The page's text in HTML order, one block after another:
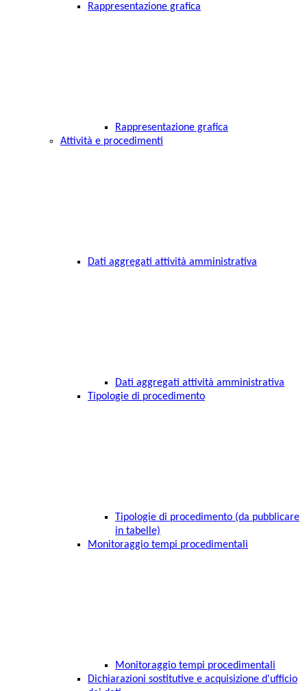
Rappresentazione grafica
Rappresentazione grafica
Attività e procedimenti
Dati aggregati attività amministrativa
Dati aggregati attività amministrativa
Tipologie di procedimento
Tipologie di procedimento (da pubblicare
in tabelle)
Monitoraggio tempi procedimentali
Monitoraggio tempi procedimentali
Dichiarazioni sostitutive e acquisizione d'ufficio